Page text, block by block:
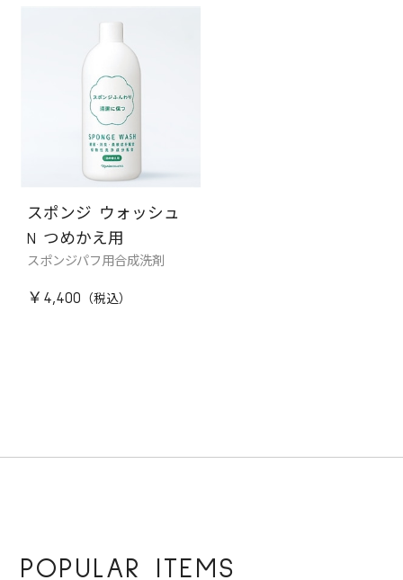
スポンジ ウォッシュ
N つめかえ用
スポンジパフ用合成洗剤
￥4,400
POPULAR ITEMS